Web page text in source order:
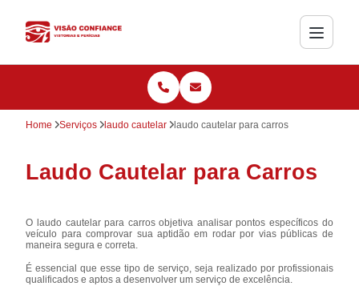
Home Serviços laudo cautelar laudo cautelar para carros
Laudo Cautelar para Carros
O laudo cautelar para carros objetiva analisar pontos específicos do
veículo para comprovar sua aptidão em rodar por vias públicas de
maneira segura e correta.
É essencial que esse tipo de serviço, seja realizado por profissionais
qualificados e aptos a desenvolver um serviço de excelência.